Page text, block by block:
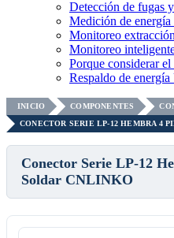
Detección de fugas
Medición de energía
Monitoreo
Monitoreo
Porque considerar
Respaldo de
INICIO COMPONENTES
CONECTOR SERIE LP-12 HEMBRA 4
Conector Serie LP-12
Soldar CNLINKO